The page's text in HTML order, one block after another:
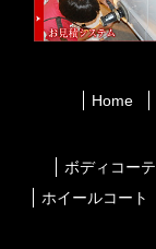
Home
ボディコー
ホイールコート